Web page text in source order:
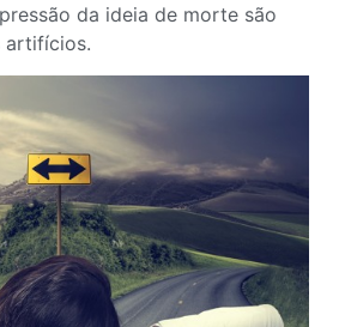
da ideia de morte são
artifícios.